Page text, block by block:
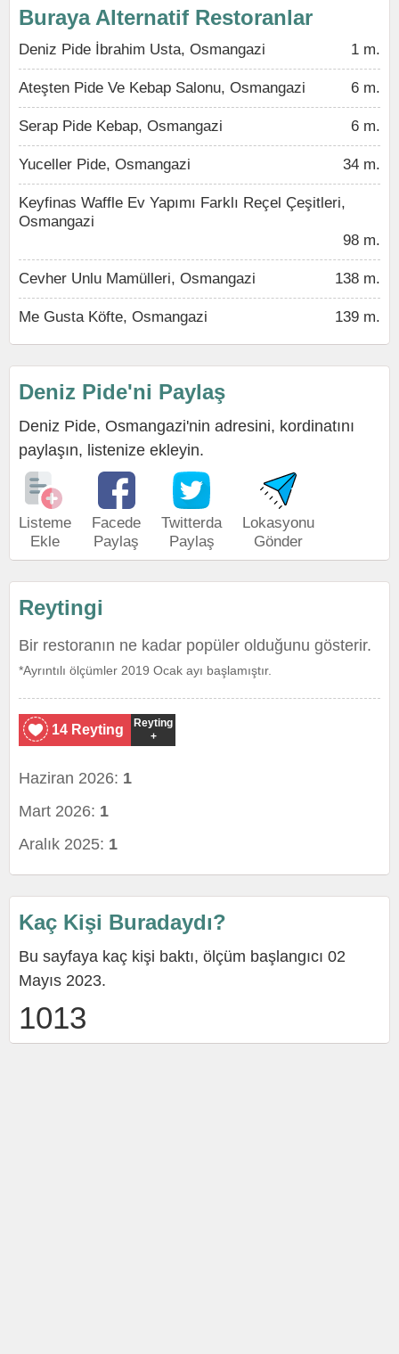
Buraya Alternatif Restoranlar
Deniz Pide İbrahim Usta, Osmangazi 1 m.
Ateşten Pide Ve Kebap Salonu, Osmangazi 6 m.
Serap Pide Kebap, Osmangazi 6 m.
Yuceller Pide, Osmangazi 34 m.
Keyfinas Waffle Ev Yapımı Farklı Reçel Çeşitleri,
Osmangazi
98 m.
Cevher Unlu Mamülleri, Osmangazi 138 m.
Me Gusta Köfte, Osmangazi 139 m.
Deniz Pide'ni Paylaş
Deniz Pide, Osmangazi'nin adresini, kordinatını
paylaşın, listenize ekleyin.
Listeme
Ekle
Facede
Paylaş
Twitterda
Paylaş
Lokasyonu
Gönder
Reytingi
Bir restoranın ne kadar popüler olduğunu gösterir.
*Ayrıntılı ölçümler 2019 Ocak ayı başlamıştır.
14 Reyting
Reyting
+
Haziran 2026: 1
Mart 2026: 1
Aralık 2025: 1
Kaç Kişi Buradaydı?
Bu sayfaya kaç kişi baktı, ölçüm başlangıcı 02
Mayıs 2023.
1013